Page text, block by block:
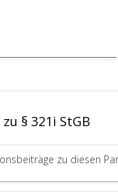
§ 321i StGB
zu diesen